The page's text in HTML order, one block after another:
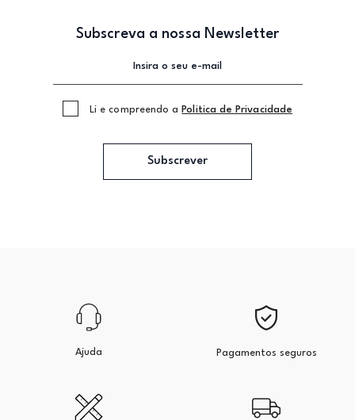
Subscreva a nossa Newsletter
Li e compreendo a Politica de Privacidade
Subscrever
Ajuda Pagamentos seguros